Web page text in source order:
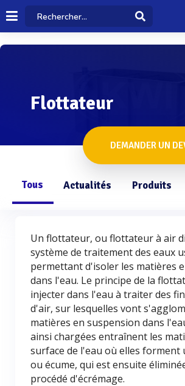
Flottateur
DEMANDER UN
Tous Actualités Produits
Un flottateur, ou flottateur à air
système de traitement des eaux
permettant d'isoler les matières
dans l'eau. Le principe de la
injecter dans l'eau à traiter des
d'air, sur lesquelles vont
matières en suspension dans
ainsi chargées entraînent les
surface de l'eau où elles forment
ou écume, qui est ensuite
procédé d'écrémage.